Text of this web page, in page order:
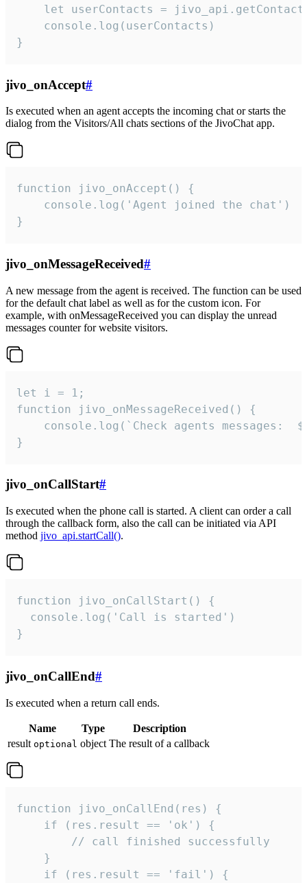
let userContacts =
    console.log(userContacts)
}
jivo_onAccept#
Is executed when an agent accepts the incoming chat or starts the
dialog from the Visitors/All chats sections of the JivoChat app.
function jivo_onAccept() {
}
jivo_onMessageReceived#
A new message from the agent is received. The function can be used
for the default chat label as well as for the custom icon. For
example, with onMessageReceived you can display the unread
messages counter for website visitors.
let i = 1;
function jivo_onMessageReceived() {
}
jivo_onCallStart#
Is executed when the phone call is started. A client can order a call
through the callback form, also the call can be initiated via API
method jivo_api.startCall().
function jivo_onCallStart() {
  console.log('Call is started')
}
jivo_onCallEnd#
Is executed when a return call ends.
Name Type
Description
result optional object The result of a callback
function jivo_onCallEnd(res) {
    if (res.result == 'ok') {
        // call finished successfully
    }
    if (res.result == 'fail') {